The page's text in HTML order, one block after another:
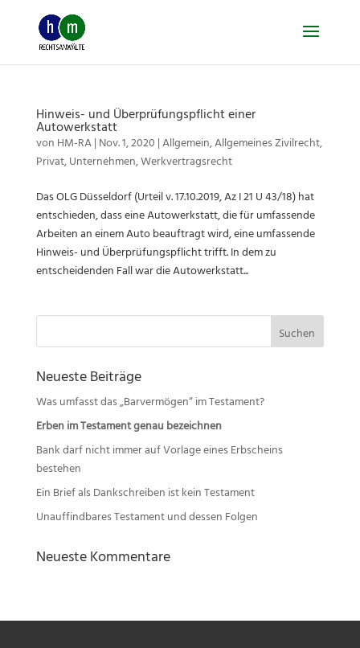
content
Hinweis- und Überprüfungspflicht einer
Autowerkstatt
vonHM-RA|Nov. 1, 2020|Allgemein,Allgemeines Zivilrecht,
Privat,Unternehmen,Werkvertragsrecht
Das OLG Düsseldorf (Urteil v. 17.10.2019, Az I 21 U 43/18) hat
entschieden, dass eine Autowerkstatt, die für umfassende
Arbeiten an einem Auto beauftragt wird, eine umfassende
Hinweis- und Überprüfungspflicht trifft. In dem zu
entscheidenden Fall war die Autowerkstatt...
Suchen
Neueste Beiträge
Was umfasst das „Barvermögen“ im Testament?
Erben im Testament genau bezeichnen
Bank darf nicht immer auf Vorlage eines Erbscheins
bestehen
Ein Brief als Dankschreiben ist kein Testament
Unauffindbares Testament und dessen Folgen
Neueste Kommentare